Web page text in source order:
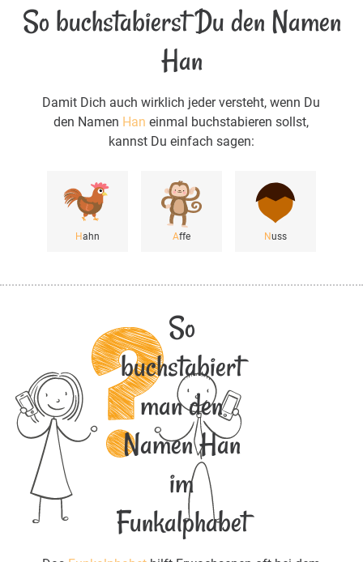
So buchstabierst Du den Namen
Han
Damit Dich auch wirklich jeder versteht, wenn Du
den Namen Han einmal buchstabieren sollst,
kannst Du einfach sagen:
Hahn Affe Nuss
So
buchstabiert
man den
Namen Han
im
Funkalphabet